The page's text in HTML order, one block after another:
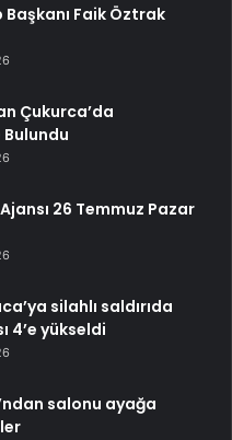
Başkanı Faik Öztrak
Çukurca’da
26 Temmuz Pazar
silahlı saldırıda
4’e yükseldi
salonu ayağa